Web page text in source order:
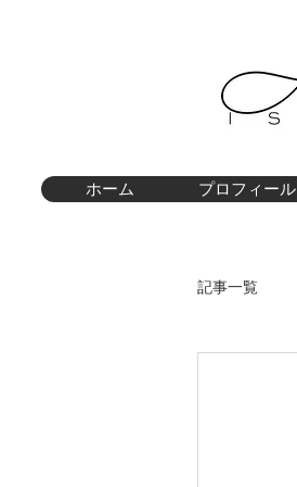
ホーム プロフィール
記事一覧